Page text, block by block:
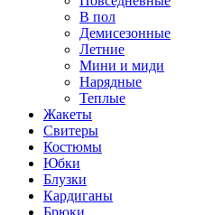
В пол
Демисезонные
Летние
Мини и миди
Нарядные
Теплые
Жакеты
Свитеры
Костюмы
Юбки
Блузки
Кардиганы
Брюки